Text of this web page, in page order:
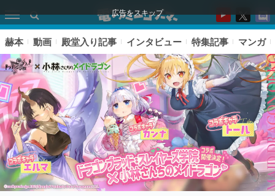
広告をスキップ
赫本 動画 殿堂入り記事 インタビュー 特集記事 マンガ